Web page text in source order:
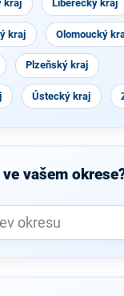
kraj Liberecký kraj
kraj Olomoucký
Plzeňský kraj
Ústecký kraj
vašem